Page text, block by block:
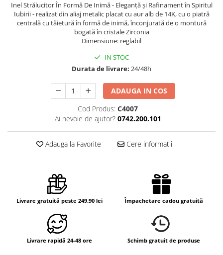
Inel Strălucitor În Formă De Inimă - Eleganță și Rafinament în Spiritul
Iubirii - realizat din aliaj metalic placat cu aur alb de 14K, cu o piatră
centrală cu tăietură în formă de inimă, înconjurată de o montură
bogată în cristale Zirconia
Dimensiune: reglabil
IN STOC
Durata de livrare: 24/48h
ADAUGA IN COS
Cod Produs: C4007
Ai nevoie de ajutor? 0742.200.101
Adauga la Favorite Cere informatii
Livrare gratuită peste 249.90 lei Împachetare cadou gratuită
Livrare rapidă 24-48 ore Schimb gratuit de produse